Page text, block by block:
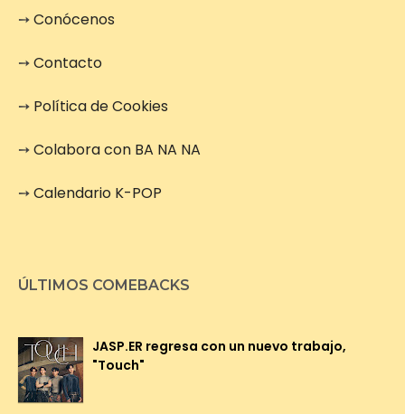
➙Conócenos
➙Contacto
➙ Política de Cookies
➙Colabora con BA NA NA
➙Calendario K-POP
ÚLTIMOS COMEBACKS
JASP.ER regresa con un nuevo trabajo,
"Touch"